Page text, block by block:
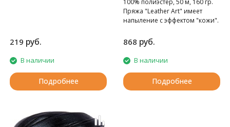
219 руб.
В наличии
Подробнее
100% полиэстер, 50 м, 160 гр.
Пряжа "Leather Art" имеет
напыление с эффектом "кожи".
868 руб.
В наличии
Подробнее